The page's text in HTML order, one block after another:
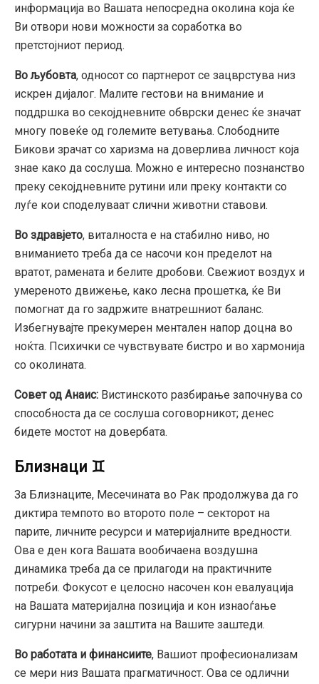
информација во Вашата непосредна околина која ќе
Ви отвори нови можности за соработка во
претстојниот период.
Во љубовта, односот со партнерот се зацврстува низ
искрен дијалог. Малите гестови на внимание и
поддршка во секојдневните обврски денес ќе значат
многу повеќе од големите ветувања. Слободните
Бикови зрачат со харизма на доверлива личност која
знае како да сослуша. Можно е интересно познанство
преку секојдневните рутини или преку контакти со
луѓе кои споделуваат слични животни ставови.
Во здравјето, виталноста е на стабилно ниво, но
вниманието треба да се насочи кон пределот на
вратот, рамената и белите дробови. Свежиот воздух и
умереното движење, како лесна прошетка, ќе Ви
помогнат да го задржите внатрешниот баланс.
Избегнувајте прекумерен ментален напор доцна во
ноќта. Психички се чувствувате бистро и во хармонија
со околината.
Совет од Анаис: Вистинското разбирање започнува со
способноста да се сослуша соговорникот; денес
бидете мостот на довербата.
Близнаци ♊
За Близнаците, Месечината во Рак продолжува да го
диктира темпото во второто поле – секторот на
парите, личните ресурси и материјалните вредности.
Ова е ден кога Вашата вообичаена воздушна
динамика треба да се прилагоди на практичните
потреби. Фокусот е целосно насочен кон евалуација
на Вашата материјална позиција и кон изнаоѓање
сигурни начини за заштита на Вашите заштеди.
Во работата и финансиите, Вашиот професионализам
се мери низ Вашата прагматичност. Ова се одлични